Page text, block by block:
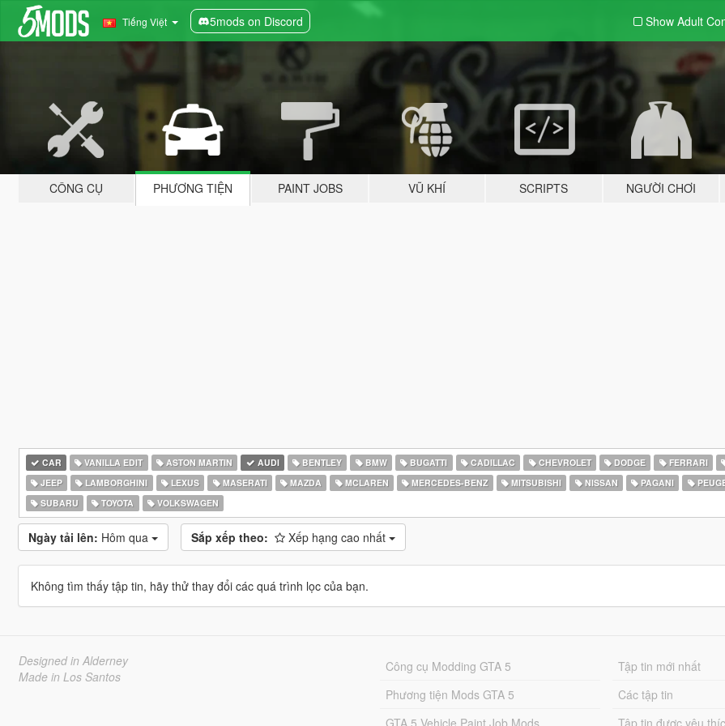
Tiếng Việt 5mods on Discord Show Adult
CÔNG CỤ PHƯƠNG TIỆN PAINT JOBS VŨ KHÍ SCRIPTS NGƯỜI CHƠI
CAR VANILLA EDIT ASTON MARTIN AUDI BENTLEY BMW BUGATTI CADILLAC CHEVROLET DODGE FERRARI
JEEP
LAMBORGHINI LEXUS MASERATI MAZDA MCLAREN MERCEDES-BENZ MITSUBISHI NISSAN PAGANI
SUBARU
TOYOTA VOLKSWAGEN
Ngày tải lên: Hôm qua Sắp xếp theo: Xếp hạng cao nhất
Không tìm thấy tập tin, hãy thử thay đổi các quá trình lọc của bạn.
Designed in Alderney
Made in Los Santos
Công cụ Modding GTA 5
Phương tiện Mods GTA 5
GTA 5 Vehicle Paint Job Mods
Tập tin mới nhất
Các tập tin
Tập tin được yêu